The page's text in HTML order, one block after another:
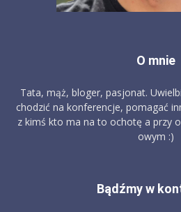
O mnie
Tata, mąż, bloger, pasjonat.
chodzić na konferencje, pomagać
z kimś kto ma na to ochotę a przy
owym :)
Bądźmy w